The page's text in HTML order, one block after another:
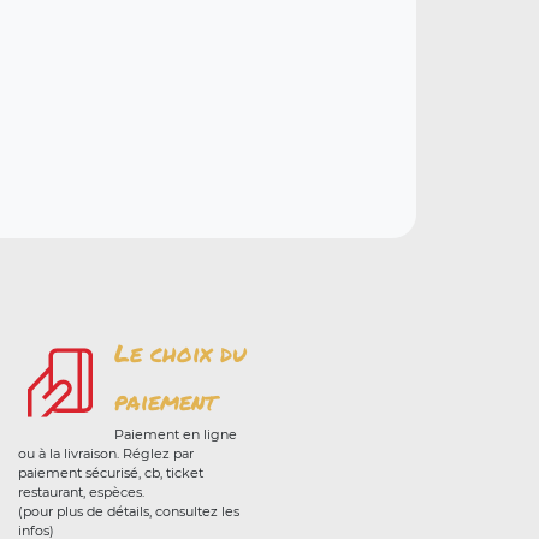
Le choix du
paiement
Paiement en ligne
ou à la livraison. Réglez par
paiement sécurisé, cb, ticket
restaurant, espèces.
(pour plus de détails, consultez les
infos)